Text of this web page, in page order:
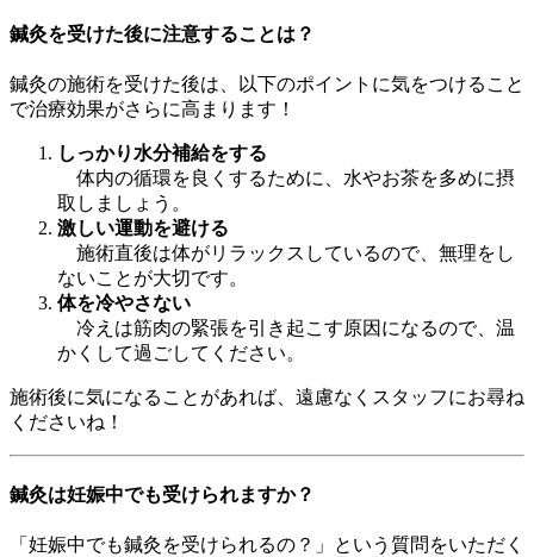
鍼灸を受けた後に注意することは？
鍼灸の施術を受けた後は、以下のポイントに気をつけること
で治療効果がさらに高まります！
しっかり水分補給をする
体内の循環を良くするために、水やお茶を多めに摂
取しましょう。
激しい運動を避ける
施術直後は体がリラックスしているので、無理をし
ないことが大切です。
体を冷やさない
冷えは筋肉の緊張を引き起こす原因になるので、温
かくして過ごしてください。
施術後に気になることがあれば、遠慮なくスタッフにお尋ね
くださいね！
鍼灸は妊娠中でも受けられますか？
「妊娠中でも鍼灸を受けられるの？」という質問をいただく